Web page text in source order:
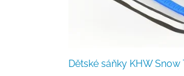
Dětské sáňky KHW